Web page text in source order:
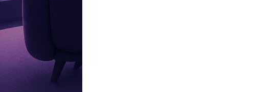
Детективы, Драма, Криминал